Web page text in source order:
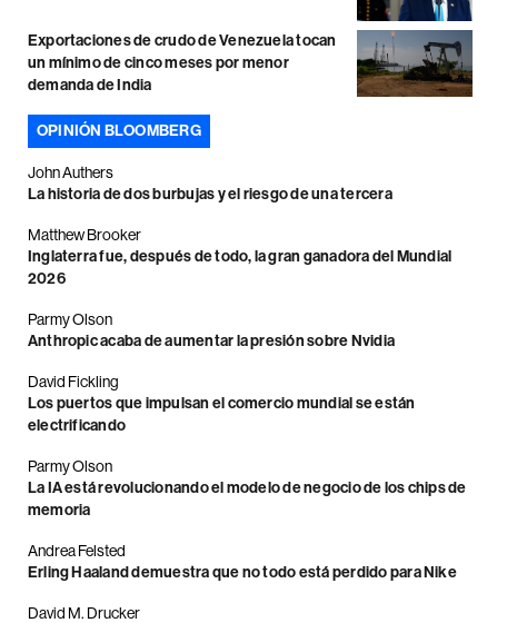
Exportaciones de crudo de Venezuela tocan
un mínimo de cinco meses por menor
demanda de India
OPINIÓN BLOOMBERG
John Authers
La historia de dos burbujas y el riesgo de una tercera
Matthew Brooker
Inglaterra fue, después de todo, la gran ganadora del Mundial
2026
Parmy Olson
Anthropic acaba de aumentar la presión sobre Nvidia
David Fickling
Los puertos que impulsan el comercio mundial se están
electrificando
Parmy Olson
La IA está revolucionando el modelo de negocio de los chips de
memoria
Andrea Felsted
Erling Haaland demuestra que no todo está perdido para Nike
David M. Drucker